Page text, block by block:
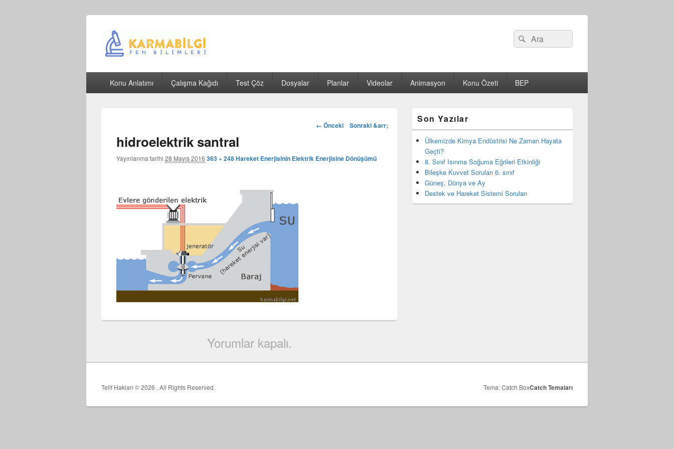
Search
for:
Ara
Konu Anlatımı Çalışma Kağıdı Test Çöz Dosyalar Planlar Videolar Animasyon Konu Özeti BEP
Görsel
← Önceki Sonraki &arr;
hidroelektrik santral
Yayınlanma tarihi 28 Mayıs 2016 363 × 248Hareket Enerjisinin Elektrik Enerjisine Dönüşümü
Yorumlar kapalı.
yan
bar
eklenti
bölgesi
Son Yazılar
Ülkemizde Kimya Endüstrisi Ne Zaman Hayata
Geçti?
8. Sınıf Isınma Soğuma Eğrileri Etkinliği
Bileşke Kuvvet Soruları 6. sınıf
Güneş, Dünya ve Ay
Destek ve Hareket Sistemi Soruları
Telif Hakları © 2026 . All Rights Reserved. Tema: Catch BoxCatch Temaları